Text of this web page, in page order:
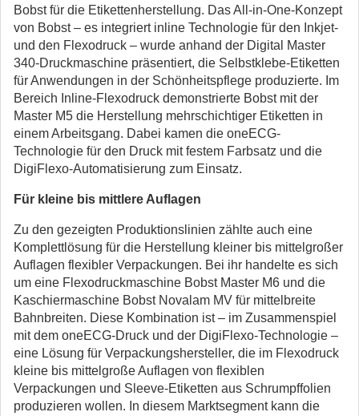
Bobst für die Etikettenherstellung. Das All-in-One-Konzept
von Bobst – es integriert inline Technologie für den Inkjet-
und den Flexodruck – wurde anhand der Digital Master
340-Druckmaschine präsentiert, die Selbstklebe-Etiketten
für Anwendungen in der Schönheitspflege produzierte. Im
Bereich Inline-Flexodruck demonstrierte Bobst mit der
Master M5 die Herstellung mehrschichtiger Etiketten in
einem Arbeitsgang. Dabei kamen die oneECG-
Technologie für den Druck mit festem Farbsatz und die
DigiFlexo-Automatisierung zum Einsatz.
Für kleine bis mittlere Auflagen
Zu den gezeigten Produktionslinien zählte auch eine
Komplettlösung für die Herstellung kleiner bis mittelgroßer
Auflagen flexibler Verpackungen. Bei ihr handelte es sich
um eine Flexodruckmaschine Bobst Master M6 und die
Kaschiermaschine Bobst Novalam MV für mittelbreite
Bahnbreiten. Diese Kombination ist – im Zusammenspiel
mit dem oneECG-Druck und der DigiFlexo-Technologie –
eine Lösung für Verpackungshersteller, die im Flexodruck
kleine bis mittelgroße Auflagen von flexiblen
Verpackungen und Sleeve-Etiketten aus Schrumpffolien
produzieren wollen. In diesem Marktsegment kann die